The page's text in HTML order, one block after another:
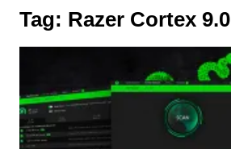
Tag: Razer Cortex 9.0